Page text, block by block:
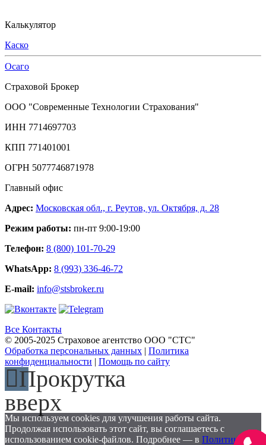
Калькулятор
Каско
Осаго
Страховой Брокер
ООО "Современные Технологии Страхования"
ИНН 7714697703
КПП 771401001
ОГРН 5077746871978
Главный офис
Адрес: Московская обл., г. Реутов, ул. Октября, д. 28
Режим работы: пн-пт 9:00-19:00
Телефон: 8 (800) 101-70-29
WhatsApp: 8 (993) 336-46-72
E-mail: info@stsbroker.ru
Все Контакты
© 2005-2025 Страховое агентство ООО "СТС"
Обработка персональных данных
Политика
конфиденциальности
Помощь по сайту
Прокрутка
вверх
Мы используем cookies для улучшения работы сайта.
Продолжая использовать этот сайт, вы соглашаетесь с
использованием cookie-файлов. Подробнее — в Политике